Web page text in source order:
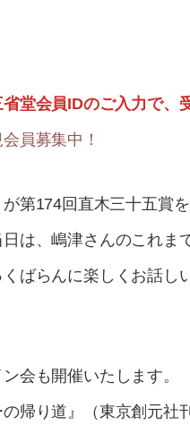
堂会員IDのご入力で、
員募集中！
が第174回直木三十五賞
は、嶋津さんのこれ
ばらんに楽しくお話
会も開催いたします。
帰り道』（東京創元